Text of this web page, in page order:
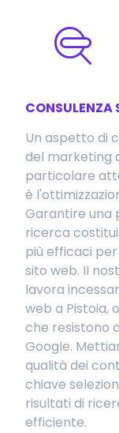
CONSULENZA
Un aspetto di
del marketing
particolare
è
Garantire una
ricerca
più efficaci
sito web. Il
lavora
web a Pistoia,
che resistono
Google.
qualità dei
chiave
risultati di
efficiente.